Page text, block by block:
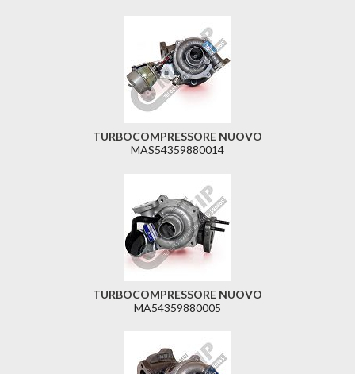
TURBOCOMPRESSORE NUOVO
MAS54359880014
TURBOCOMPRESSORE NUOVO
MA54359880005